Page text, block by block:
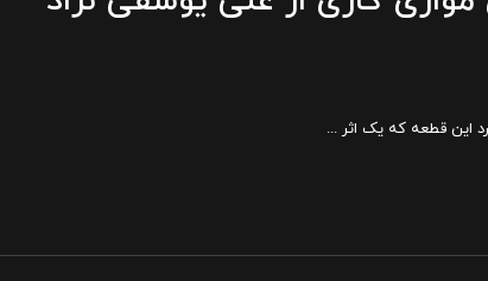
این قطعه که یک اثر ...